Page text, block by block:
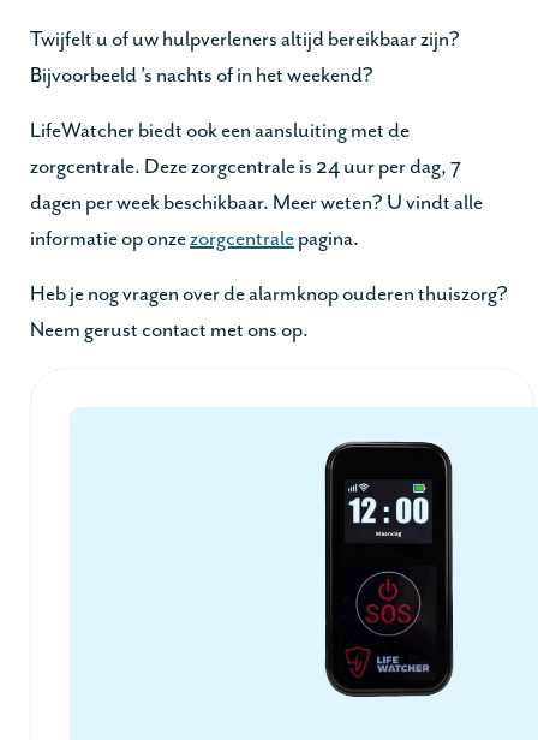
Twijfelt u of uw hulpverleners altijd bereikbaar zijn?
Bijvoorbeeld ’s nachts of in het weekend?
LifeWatcher biedt ook een aansluiting met de
zorgcentrale. Deze zorgcentrale is 24 uur per dag, 7
dagen per week beschikbaar. Meer weten? U vindt alle
informatie op onzezorgcentrale pagina.
Heb je nog vragen over de alarmknop ouderen thuiszorg?
Neem gerust contact met ons op.